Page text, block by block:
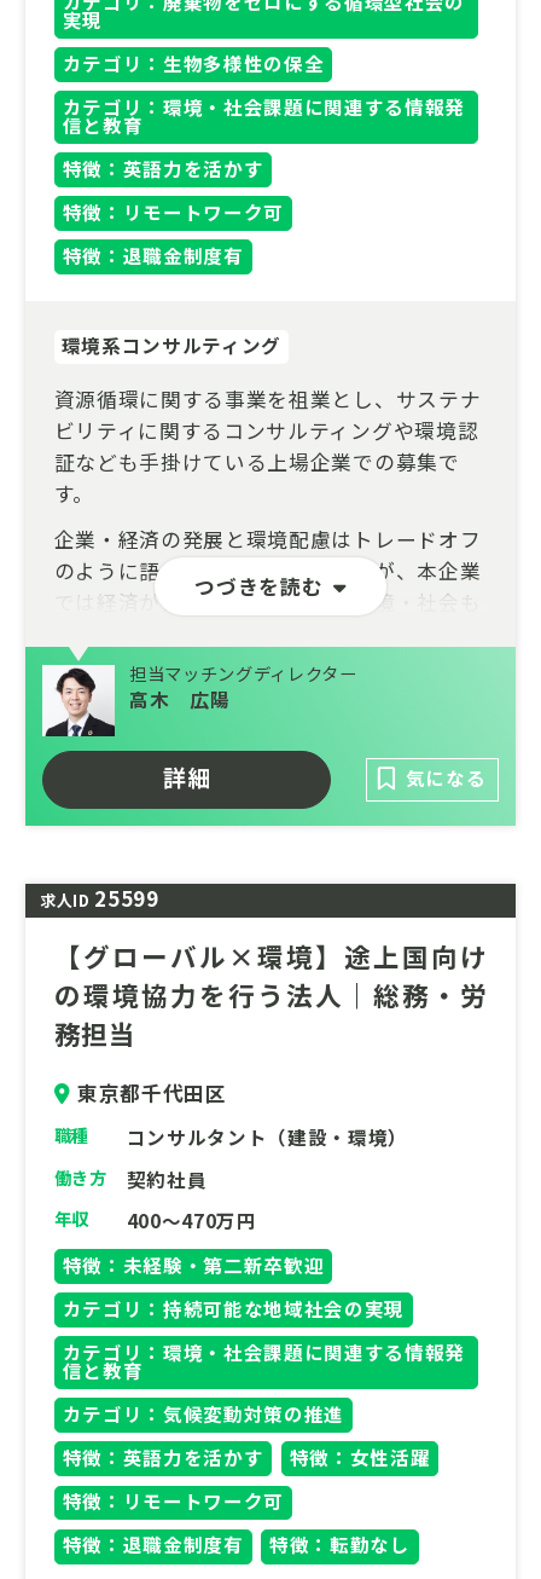
実現
カテゴリ：生物多様性の保全
カテゴリ：環境・社会課題に関連する情報発
信と教育
特徴：英語力を活かす
特徴：リモートワーク可
特徴：退職金制度有
つづきを読む
環境系コンサルティング
資源循環に関する事業を祖業とし、サステナ
ビリティに関するコンサルティングや環境認
証なども手掛けている上場企業での募集で
す。
企業・経済の発展と環境配慮はトレードオフ
のように語られることもありますが、本企業
では経済が発展するほど地域・環境・社会も
に向けて、様々な事業を創出しています。
本ポジションではコンテンツマーケティング
の担当として、オウンドメディアの企画運営
などに携わっていただきます。メディアから
の一方的な発信ではなく、様々なソリューシ
を担っています。
マーケティングや営業企画のご経験を、サス
テナビリティ領域で活かしたいとお考えの方
はぜひお問い合わせください。
同業務を未経験の方であっても、マーケティ
ング業務へのご興味と事業への共感をお持ち
担当マッチングディレクター
高木 広陽
詳細 気になる
求人ID 25599
【グローバル×環境】途上国向け
の環境協力を行う法人｜総務・労
務担当
東京都千代田区
職種 コンサルタント（建設・環境）
働き方 契約社員
年収
400～470万円
特徴：未経験・第二新卒歓迎
カテゴリ：持続可能な地域社会の実現
カテゴリ：環境・社会課題に関連する情報発
信と教育
カテゴリ：気候変動対策の推進
特徴：英語力を活かす
特徴：女性活躍
特徴：リモートワーク可
特徴：退職金制度有
特徴：転勤なし